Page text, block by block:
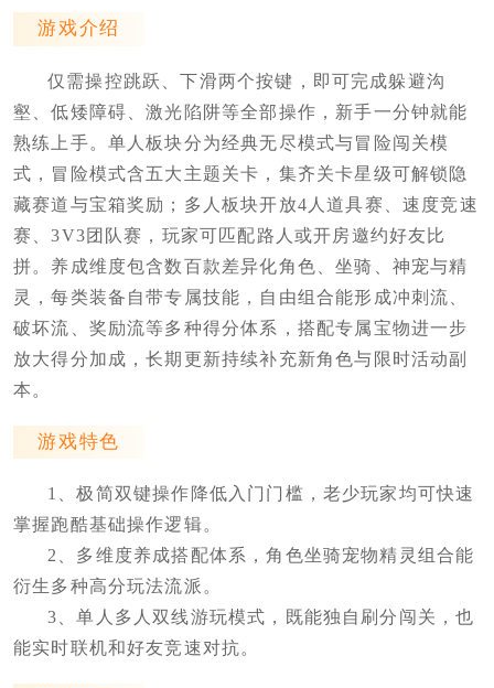
游戏介绍
仅需操控跳跃、下滑两个按键，即可完成躲避沟
壑、低矮障碍、激光陷阱等全部操作，新手一分钟就能
熟练上手。单人板块分为经典无尽模式与冒险闯关模
式，冒险模式含五大主题关卡，集齐关卡星级可解锁隐
藏赛道与宝箱奖励；多人板块开放4人道具赛、速度竞速
赛、3V3团队赛，玩家可匹配路人或开房邀约好友比
拼。养成维度包含数百款差异化角色、坐骑、神宠与精
灵，每类装备自带专属技能，自由组合能形成冲刺流、
破坏流、奖励流等多种得分体系，搭配专属宝物进一步
放大得分加成，长期更新持续补充新角色与限时活动副
本。
游戏特色
1、极简双键操作降低入门门槛，老少玩家均可快速
掌握跑酷基础操作逻辑。
2、多维度养成搭配体系，角色坐骑宠物精灵组合能
衍生多种高分玩法流派。
3、单人多人双线游玩模式，既能独自刷分闯关，也
能实时联机和好友竞速对抗。